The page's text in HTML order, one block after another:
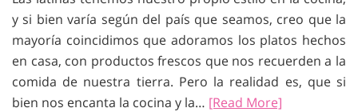
y si bien varía según del país que seamos, creo que la
mayoría coincidimos que adoramos los platos hechos
en casa, con productos frescos que nos recuerden a la
comida de nuestra tierra. Pero la realidad es, que si
bien nos encanta la cocina y la… [Read More]